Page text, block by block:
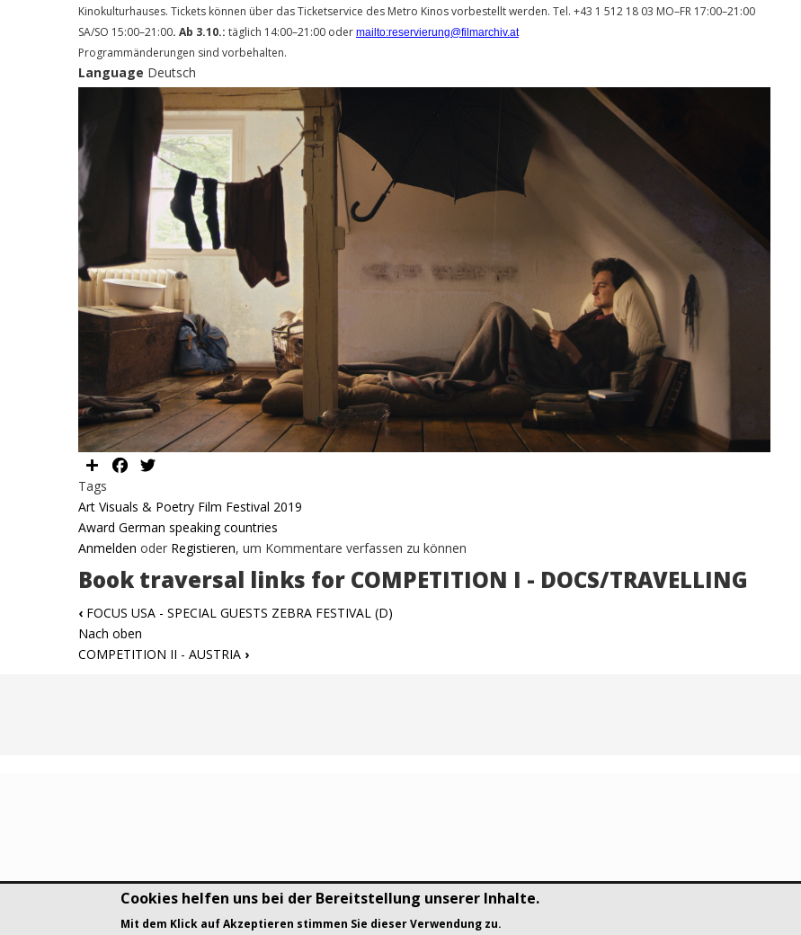
Kinokulturhauses. Tickets können über das Ticketservice des Metro Kinos vorbestellt werden. Tel. +43 1 512 18 03 MO–FR 17:00–21:00
SA/SO 15:00–21:00. Ab 3.10.: täglich 14:00–21:00 oder mailto:reservierung@filmarchiv.at
Programmänderungen sind vorbehalten.
Language Deutsch
ShareFacebook
Tags
Art Visuals & Poetry Film Festival 2019
Award German speaking countries
Anmelden oder Registieren, um Kommentare verfassen zu können
Book traversal links for COMPETITION I - DOCS/TRAVELLING
‹ FOCUS USA - SPECIAL GUESTS ZEBRA FESTIVAL (D)
Nach oben
COMPETITION II - AUSTRIA ›
DSGVO Datenschutz History © Art Visuals & Poetry. All rights reserved.
Cookies helfen uns bei der Bereitstellung unserer Inhalte.
Mit dem Klick auf Akzeptieren stimmen Sie dieser Verwendung zu.